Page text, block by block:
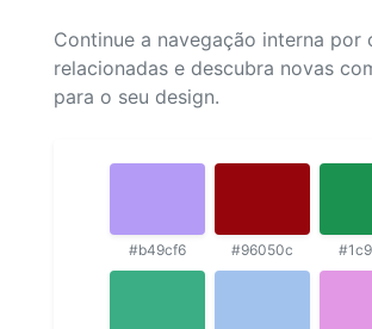
Continue a navegação interna por
relacionadas e descubra novas
para o seu design.
#b49cf6 #96050c